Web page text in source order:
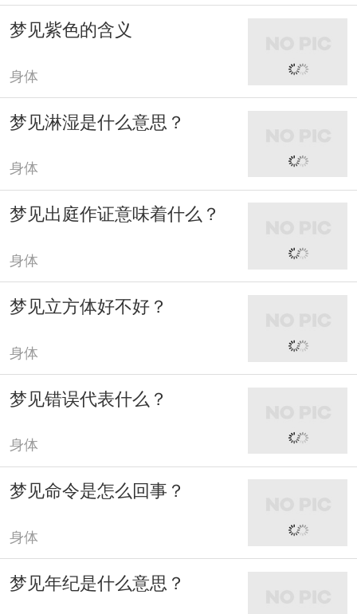
梦见紫色的含义
身体
梦见淋湿是什么意思？
身体
梦见出庭作证意味着什么？
身体
梦见立方体好不好？
身体
梦见错误代表什么？
身体
梦见命令是怎么回事？
身体
梦见年纪是什么意思？